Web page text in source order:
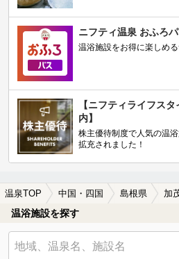
ニフティ温泉 おふろ
温浴施設をお得に楽しめ
【ニフティライフス
内】
株主優待制度で人気の温
拡充されました！
温泉TOP 中国・四国 島根県 加
温浴施設を探す